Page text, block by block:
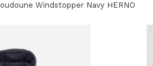
Windstopper Navy HERNO